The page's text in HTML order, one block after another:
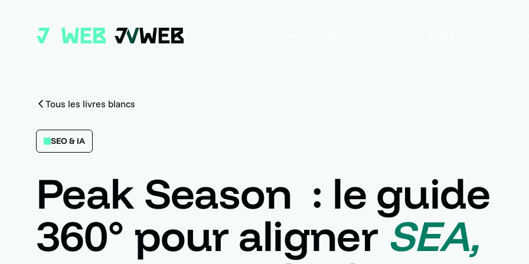
Tous les livres blancs
SEO & IA
Peak Season : le guide
360° pour alignerSEA,